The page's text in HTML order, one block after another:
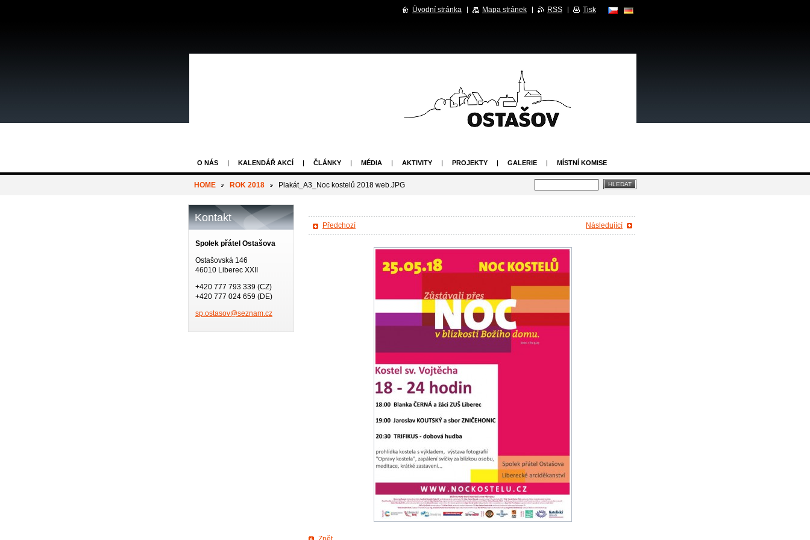
O NÁS KALENDÁŘ AKCÍ ČLÁNKY MÉDIA AKTIVITY PROJEKTY GALERIE MÍSTNÍ KOMISE
HOME ROK 2018 Plakát_A3_Noc kostelů 2018 web.JPG
Předchozí Následující
Kontakt
Spolek přátel Ostašova
Ostašovská 146
46010 Liberec XXII
+420 777 793 339 (CZ)
+420 777 024 659 (DE)
sp.ostasov@seznam.cz
Úvodní stránka Mapa stránek RSS Tisk